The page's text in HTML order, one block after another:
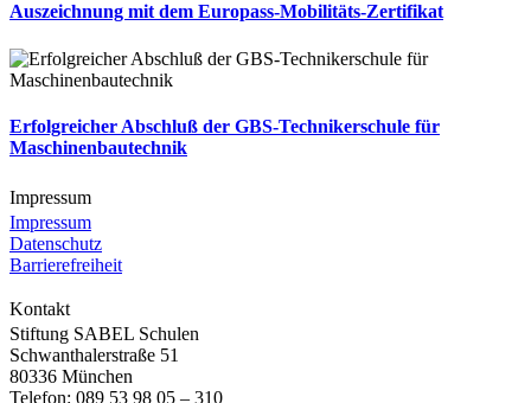
Auszeichnung mit dem Europass-Mobilitäts-Zertifikat
Erfolgreicher Abschluß der GBS-Technikerschule für
Maschinenbautechnik
Impressum
Impressum
Datenschutz
Barrierefreiheit
Kontakt
Stiftung SABEL Schulen
Schwanthalerstraße 51
80336 München
Telefon: 089 53 98 05 – 310